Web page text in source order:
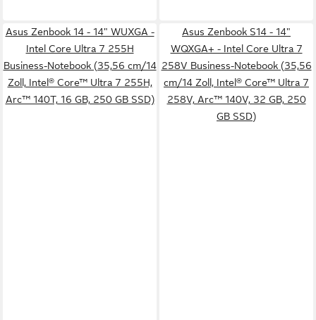
Asus Zenbook 14 - 14" WUXGA -
Intel Core Ultra 7 255H
Business-Notebook (35,56 cm/14
Zoll, Intel® Core™ Ultra 7 255H,
Arc™ 140T, 16 GB, 250 GB SSD)
Asus Zenbook S14 - 14"
WQXGA+ - Intel Core Ultra 7
258V Business-Notebook (35,56
cm/14 Zoll, Intel® Core™ Ultra 7
258V, Arc™ 140V, 32 GB, 250
GB SSD)